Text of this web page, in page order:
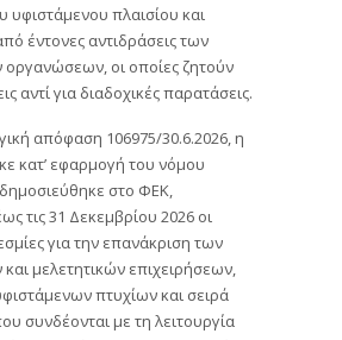
υφιστάμενου πλαισίου και
έντονες αντιδράσεις των
οργανώσεων, οι οποίες ζητούν
αντί για διαδοχικές παρατάσεις.
απόφαση 106975/30.6.2026, η
κατ’ εφαρμογή του νόμου
στο ΦΕΚ,
τις 31 Δεκεμβρίου 2026 οι
για την επανάκριση των
μελετητικών επιχειρήσεων,
πτυχίων και σειρά
συνδέονται με τη λειτουργία